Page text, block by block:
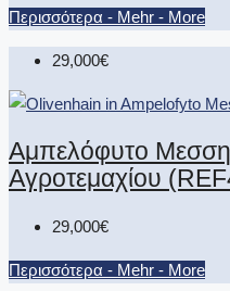
Περισσότερα - Mehr - More
29,000€
Αμπελόφυτο
Αγροτεμαχίου
29,000€
Περισσότερα - Mehr - More